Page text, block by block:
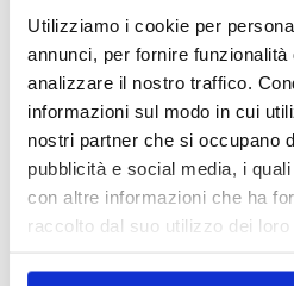
Utilizziamo i cookie per
annunci, per fornire
analizzare il nostro traffico.
informazioni sul modo in cui
nostri partner che si occupano
pubblicità e social media, i
con altre informazioni che ha
raccolto dal suo utilizzo dei loro
Il “Modulo
30 Giugno 2026
PREMI 2025. I
30 Giugno 2026
TUTTI GLI ARTICOLI DEL MESE